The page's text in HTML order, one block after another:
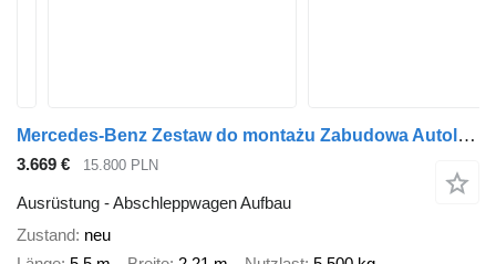
Mercedes-Benz Zestaw do montażu Zabudowa Autolaweta VDI
3.669 € 15.800 PLN
Ausrüstung - Abschleppwagen Aufbau
Zustand neu